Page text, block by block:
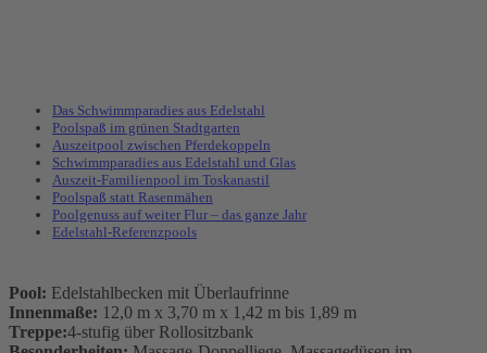
Das Schwimmparadies aus Edelstahl
Poolspaß im grünen Stadtgarten
Auszeitpool zwischen Pferdekoppeln
Schwimmparadies aus Edelstahl und Glas
Auszeit-Familienpool im Toskanastil
Poolspaß statt Rasenmähen
Poolgenuss auf weiter Flur – das ganze Jahr
Edelstahl-Referenzpools
Pool: Edelstahlbecken mit Überlaufrinne
Innenmaße: 12,0 m x 3,70 m x 1,42 m bis 1,89 m
Treppe:4-stufig über Rollositzbank